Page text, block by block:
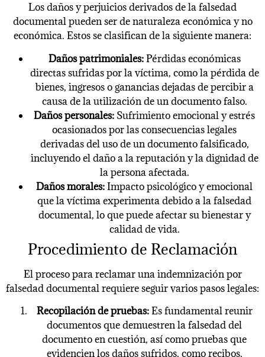
Los daños y perjuicios derivados de la falsedad
documental pueden ser de naturaleza económica y no
económica. Estos se clasifican de la siguiente manera:
Daños patrimoniales:Pérdidas económicas
directas sufridas por la víctima, como la pérdida de
bienes, ingresos o ganancias dejadas de percibir a
causa de la utilización de un documento falso.
Daños personales: Sufrimiento emocional y estrés
ocasionados por las consecuencias legales
derivadas del uso de un documento falsificado,
incluyendo el daño a la reputación y la dignidad de
la persona afectada.
Daños morales:Impacto psicológico y emocional
que la víctima experimenta debido a la falsedad
documental, lo que puede afectar su bienestar y
calidad de vida.
Procedimiento de Reclamación
El proceso para reclamar una indemnización por
falsedad documental requiere seguir varios pasos legales:
Recopilación de pruebas:Es fundamental reunir
documentos que demuestren la falsedad del
documento en cuestión, así como pruebas que
evidencien los daños sufridos, como recibos,